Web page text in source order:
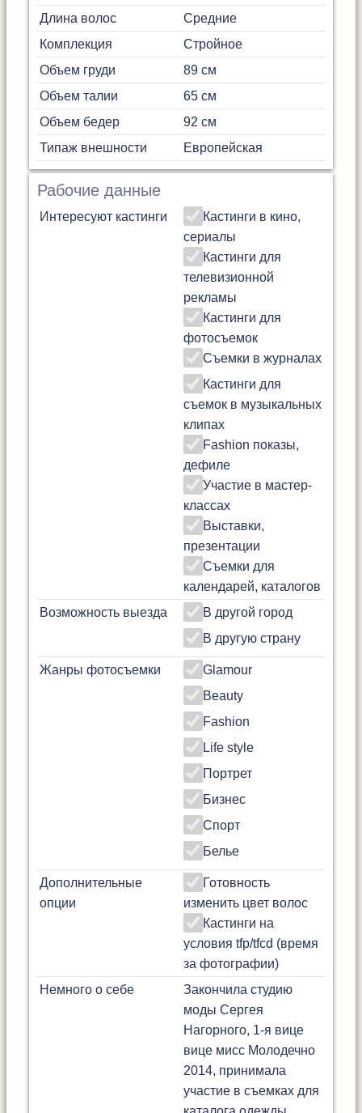
Длина волос
Средние
Комплекция
Стройное
Объем груди
89 см
Объем талии
65 см
Объем бедер
92 см
Типаж внешности
Европейская
Рабочие данные
Интересуют кастинги
Кастинги в кино,
сериалы
Кастинги для
телевизионной
рекламы
Кастинги для
фотосъемок
Съемки в журналах
Кастинги для
съемок в музыкальных
клипах
Fashion показы,
дефиле
Участие в мастер-
классах
Выставки,
презентации
Съемки для
календарей, каталогов
Возможность выезда
В другой город
В другую страну
Жанры фотосъемки
Glamour
Beauty
Fashion
Life style
Портрет
Бизнес
Спорт
Белье
Дополнительные
опции
Готовность
изменить цвет волос
Кастинги на
условия tfp/tfcd (время
за фотографии)
Немного о себе
Закончила студию
моды Сергея
Нагорного, 1-я вице
вице мисс Молодечно
2014, принимала
участие в съемках для